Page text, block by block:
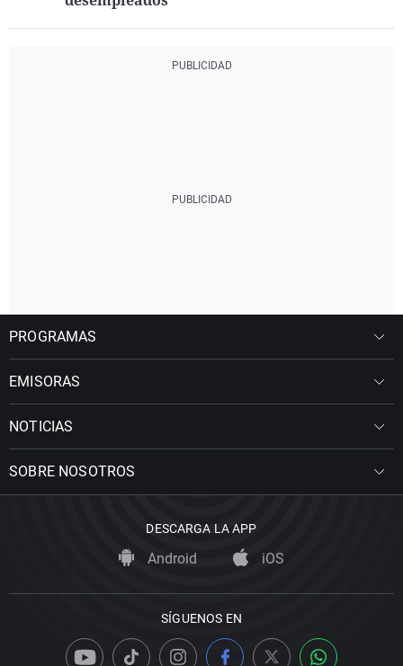
PROGRAMAS
EMISORAS
NOTICIAS
SOBRE NOSOTROS
DESCARGA LA APP
Android iOS
SÍGUENOS EN